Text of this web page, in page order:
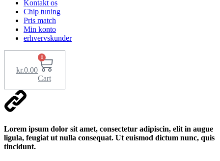
Kontakt os
Chip tuning
Pris match
Min konto
erhvervskunder
kr.0.00
0
Cart
Lorem ipsum dolor sit amet, consectetur adipiscin, elit in augue
ligula, feugiat ut nulla consequat. Ut euismod dictum nunc, quis
tincidunt.